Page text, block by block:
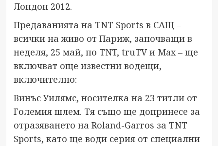
Лондон 2012.
Предаванията на TNT Sports в САЩ –
всички на живо от Париж, започващи в
неделя, 25 май, по TNT, truTV и Max– ще
включват още известни водещи,
включително:
Винъс Уилямс, носителка на 23 титли от
Големия шлем. Тя също ще допринесе за
отразяването на Roland-Garros за TNT
Sports, като ще води серия от специални